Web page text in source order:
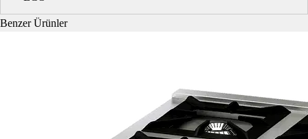
Benzer Ürünler